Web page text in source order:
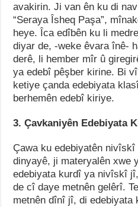
avakirin. Ji van ên ku di
“Seraya Îsheq Paşa”,
heye. Îca edîbên ku li
diyar de, -weke êvara înê-
derê, li hember mîr û
ya edebî pêşber kirine. Bi
ketiye çanda edebiyata
berhemên edebî kiriye.
3. Çavkaniyên Edebiyata
Çawa ku edebiyatên
dinyayê, ji materyalên xwe
edebiyata kurdî ya nivîskî
de cî daye metnên gelêrî.
metnên dînî jî, di edebiyata